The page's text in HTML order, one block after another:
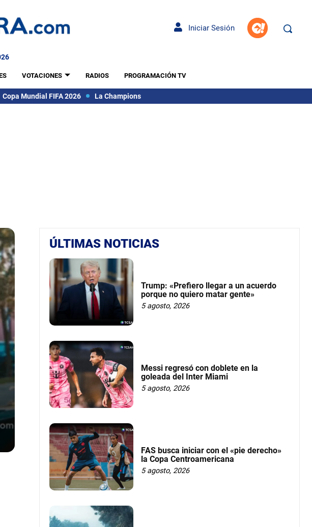
Iniciar Sesión
VOTACIONES RADIOS PROGRAMACIÓN TV
Copa Mundial FIFA 2026 La Champions
ÚLTIMAS NOTICIAS
Trump: «Prefiero llegar a un acuerdo
porque no quiero matar gente»
5 agosto, 2026
Messi regresó con doblete en la
goleada del Inter Miami
5 agosto, 2026
FAS busca iniciar con el «pie derecho»
la Copa Centroamericana
5 agosto, 2026